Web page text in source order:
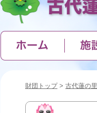
財団トップ> 古代蓮の里